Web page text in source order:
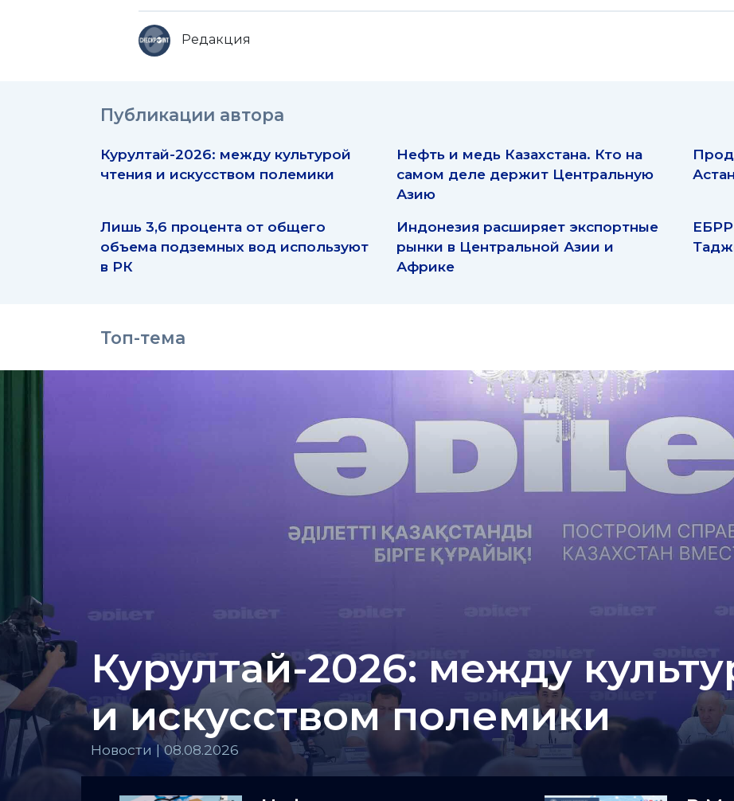
Редакция
Публикации автора
Курултай-2026: между культурой
чтения и искусством полемики
Нефть и медь Казахстана. Кто на
самом деле держит Центральную
Азию
Лишь 3,6 процента от общего
объема подземных вод используют
в РК
Индонезия расширяет экспортные
рынки в Центральной Азии и
Африке
Топ-тема
Курултай-2026: между
и искусством полемики
Новости | 08.08.2026